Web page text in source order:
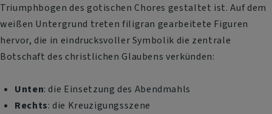
Triumphbogen des gotischen Chores gestaltet ist. Auf dem
weißen Untergrund treten filigran gearbeitete Figuren
hervor, die in eindrucksvoller Symbolik die zentrale
Botschaft des christlichen Glaubens verkünden:
Unten: die Einsetzung des Abendmahls
Rechts: die Kreuzigungsszene